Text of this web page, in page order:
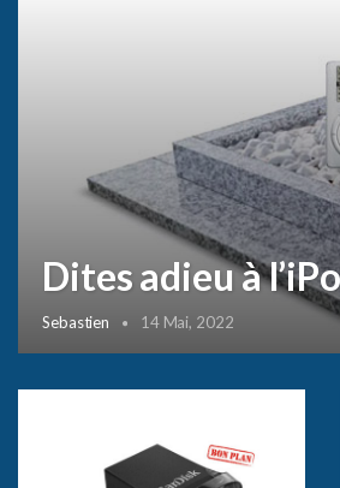
Dites adieu à
Sebastien 14 Mai, 2022